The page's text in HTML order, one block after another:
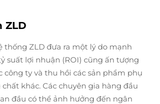
ZLD
thống ZLD đưa ra một lý do mạnh
suất lợi nhuận (ROI) cũng ấn tượng
ty và thu hồi các sản phẩm phụ
khác. Các chuyên gia hàng đầu
đầu có thể ảnh hưởng đến ngân